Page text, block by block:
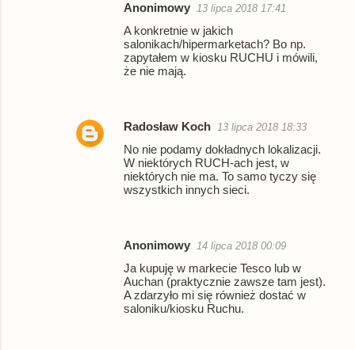
Anonimowy 13 lipca 2018 17:41
A konkretnie w jakich
salonikach/hipermarketach? Bo np.
zapytałem w kiosku RUCHU i mówili,
że nie mają.
Radosław Koch 13 lipca 2018 18:33
No nie podamy dokładnych lokalizacji.
W niektórych RUCH-ach jest, w
niektórych nie ma. To samo tyczy się
wszystkich innych sieci.
Anonimowy 14 lipca 2018 00:09
Ja kupuję w markecie Tesco lub w
Auchan (praktycznie zawsze tam jest).
A zdarzyło mi się również dostać w
saloniku/kiosku Ruchu.